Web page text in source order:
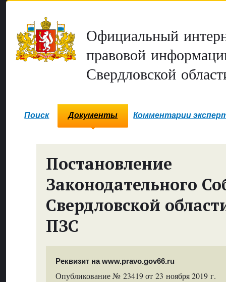
Официальный
правовой
Свердловской
Поиск Документы Комментарии
Постановление
Законодательного
Свердловской
ПЗС
Реквизит на www.pravo.gov66.ru
Опубликование № 23419 от 23 ноября 2019 г.